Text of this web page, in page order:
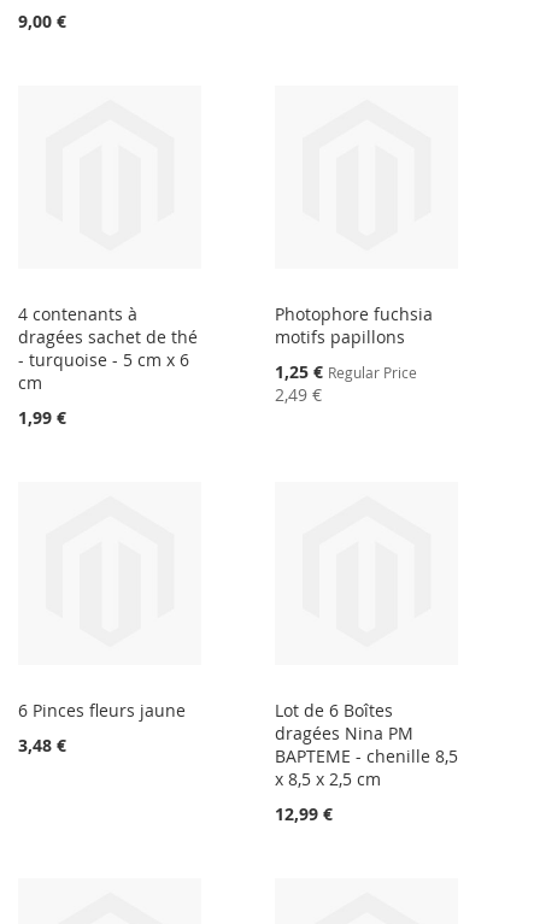
9,00 €
4 contenants à
dragées sachet de thé
- turquoise - 5 cm x 6
cm
1,99 €
Photophore fuchsia
motifs papillons
Special
Price
1,25 € Regular Price
2,49 €
6 Pinces fleurs jaune
3,48 €
Lot de 6 Boîtes
dragées Nina PM
BAPTEME - chenille 8,5
x 8,5 x 2,5 cm
12,99 €